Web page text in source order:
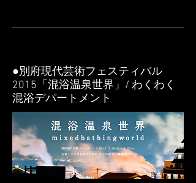
●別府現代芸術フェスティバル
2015「混浴温泉世界」/ わくわく
混浴デパートメント